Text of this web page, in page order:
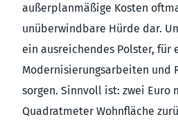
außerplanmäßige Kosten
unüberwindbare Hürde dar.
ein ausreichendes Polster, für
Modernisierungsarbeiten und
sorgen. Sinnvoll ist: zwei Euro
Quadratmeter Wohnfläche